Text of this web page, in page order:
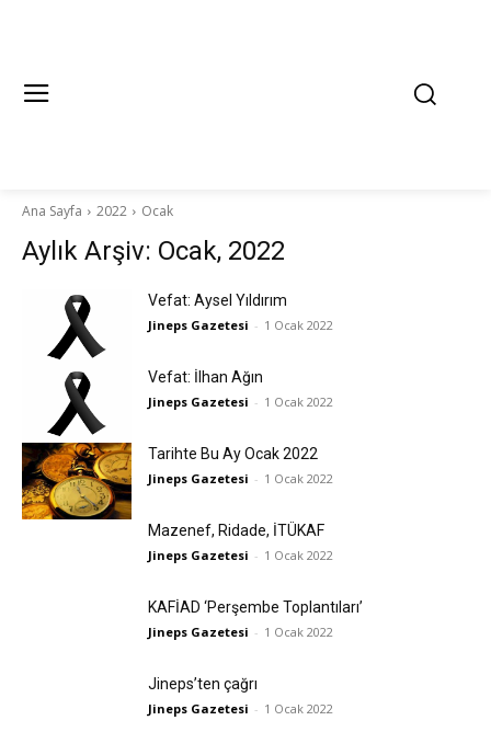
Ana Sayfa 2022 Ocak
Aylık Arşiv: Ocak, 2022
Vefat: Aysel Yıldırım
Jineps Gazetesi - 1 Ocak 2022
Vefat: İlhan Ağın
Jineps Gazetesi - 1 Ocak 2022
Tarihte Bu Ay Ocak 2022
Jineps Gazetesi - 1 Ocak 2022
Mazenef, Ridade, İTÜKAF
Jineps Gazetesi - 1 Ocak 2022
KAFİAD ‘Perşembe Toplantıları’
Jineps Gazetesi - 1 Ocak 2022
Jineps’ten çağrı
Jineps Gazetesi - 1 Ocak 2022